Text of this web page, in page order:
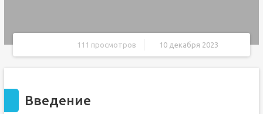
111 просмотров 10 декабря 2023
Введение